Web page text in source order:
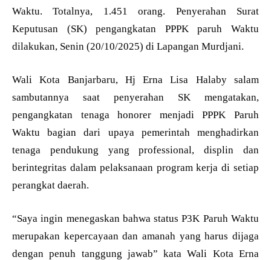
Waktu. Totalnya, 1.451 orang. Penyerahan Surat
Keputusan (SK) pengangkatan PPPK paruh Waktu
dilakukan, Senin (20/10/2025) di Lapangan Murdjani.
Wali Kota Banjarbaru, Hj Erna Lisa Halaby salam
sambutannya saat penyerahan SK mengatakan,
pengangkatan tenaga honorer menjadi PPPK Paruh
Waktu bagian dari upaya pemerintah menghadirkan
tenaga pendukung yang professional, displin dan
berintegritas dalam pelaksanaan program kerja di setiap
perangkat daerah.
“Saya ingin menegaskan bahwa status P3K Paruh Waktu
merupakan kepercayaan dan amanah yang harus dijaga
dengan penuh tanggung jawab” kata Wali Kota Erna